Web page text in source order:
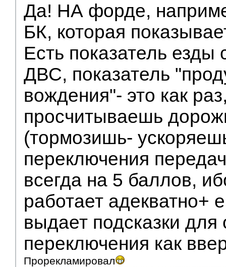
Да! НА форде,
БК, которая
Есть показатель езды
ДВС, показатель
вождения"- это как
просчитываешь
(тормозишь-
переключения
всегда на 5 баллов,
работает адекватно+
выдает подсказки для
переключения как
Прорекламировал